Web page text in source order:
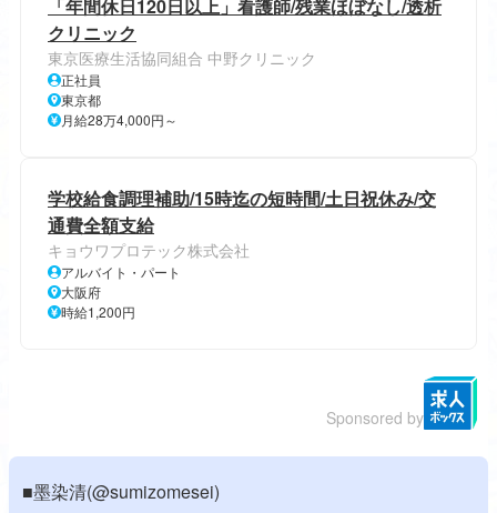
「年間休日120日以上」看護師/残業ほぼなし/透析
クリニック
東京医療生活協同組合 中野クリニック
正社員
東京都
月給28万4,000円～
学校給食調理補助/15時迄の短時間/土日祝休み/交
通費全額支給
キョウワプロテック株式会社
アルバイト・パート
大阪府
時給1,200円
Sponsored by
■墨染清(@sumizomesei)